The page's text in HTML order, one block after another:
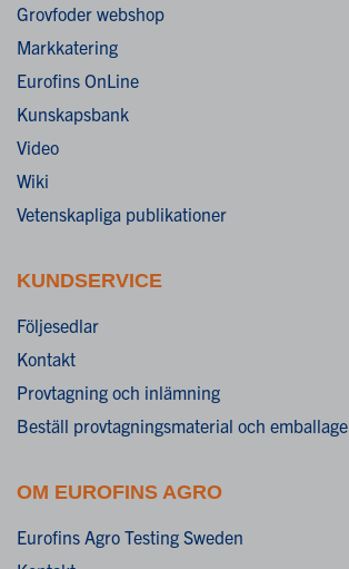
Grovfoder webshop
Markkatering
Eurofins OnLine
Kunskapsbank
Video
Wiki
Vetenskapliga publikationer
KUNDSERVICE
Följesedlar
Kontakt
Provtagning och inlämning
Beställ provtagningsmaterial och emballage
OM EUROFINS AGRO
Eurofins Agro Testing Sweden